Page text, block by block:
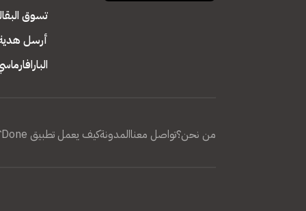
تسوق
أرسل
من نحن؟تواصل معناالمدونةكيف يعمل تطبيق Done؟